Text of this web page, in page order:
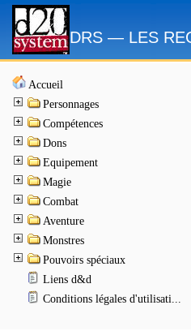
DRS — LES
Accueil
Personnages
Compétences
Dons
Equipement
Magie
Combat
Aventure
Monstres
Pouvoirs spéciaux
Liens d&d
Conditions légales d'utilisati...